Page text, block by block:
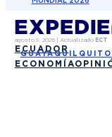
agosto 9, 2026| Actualizado ECT
ECUADOR
GUAYAQUIL QUITO
ECONOMÍA